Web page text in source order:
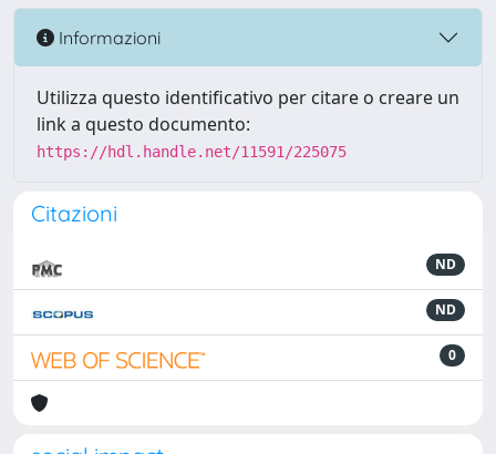
Informazioni
Utilizza questo identificativo per citare o creare un
link a questo documento:
https://hdl.handle.net/11591/225075
Citazioni
ND
ND
0